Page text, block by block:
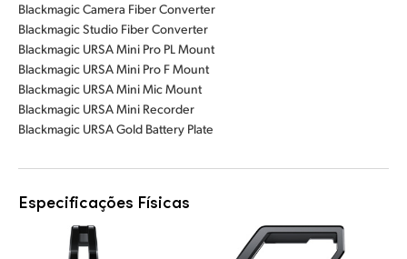
Blackmagic Camera Fiber Converter
Blackmagic Studio Fiber Converter
Blackmagic URSA Mini Pro PL Mount
Blackmagic URSA Mini Pro F Mount
Blackmagic URSA Mini Mic Mount
Blackmagic URSA Mini Recorder
Blackmagic URSA Gold Battery Plate
Especificações Físicas